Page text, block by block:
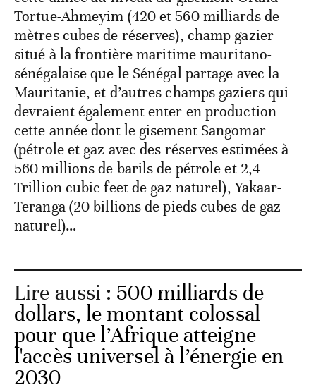
Tortue-Ahmeyim (420 et 560 milliards de
mètres cubes de réserves), champ gazier
situé à la frontière maritime mauritano-
sénégalaise que le Sénégal partage avec la
Mauritanie, et d’autres champs gaziers qui
devraient également enter en production
cette année dont le gisement Sangomar
(pétrole et gaz avec des réserves estimées à
560 millions de barils de pétrole et 2,4
Trillion cubic feet de gaz naturel), Yakaar-
Teranga (20 billions de pieds cubes de gaz
naturel)…
Lire aussi : 500 milliards de
dollars, le montant colossal
pour que l’Afrique atteigne
l'accès universel à l’énergie en
2030